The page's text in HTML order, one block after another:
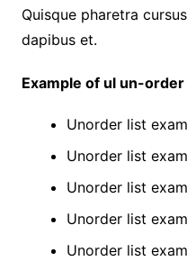
Quisque pharetra
dapibus et.
Example of ul un-
Unorder list
Unorder list
Unorder list
Unorder list
Unorder list